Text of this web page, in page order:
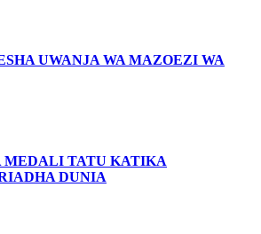
UWANJA WA MAZOEZI WA
MEDALI TATU KATIKA
DUNIA